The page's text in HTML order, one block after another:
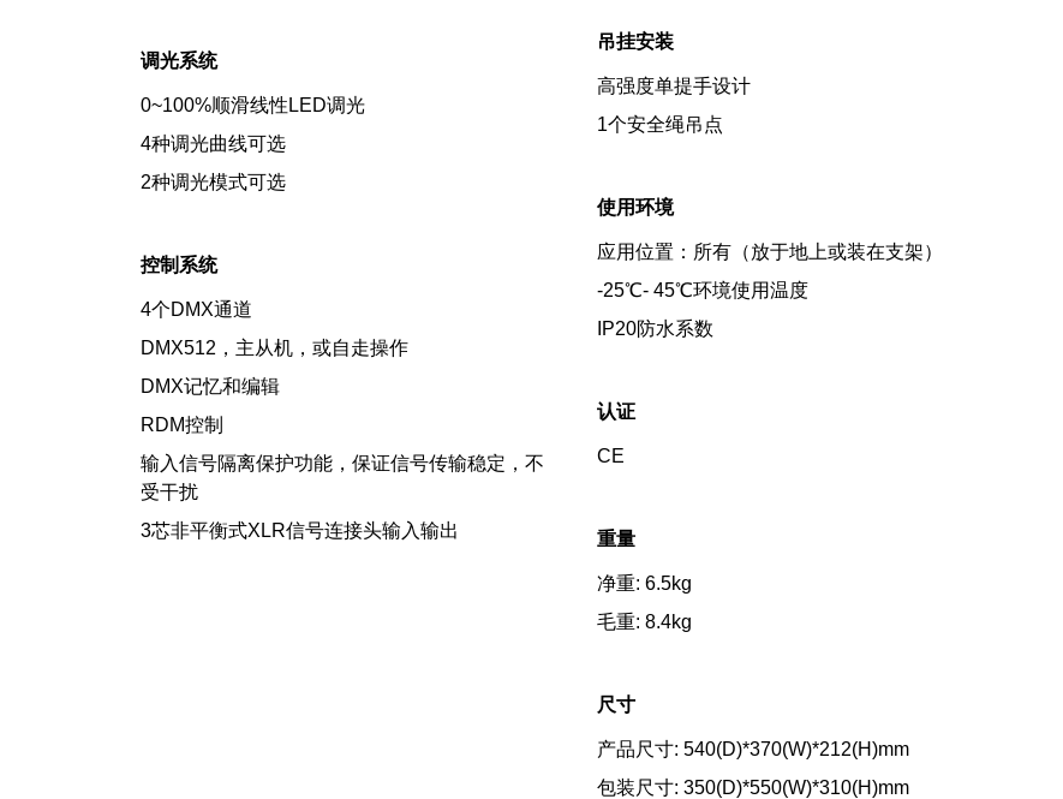
调光系统
0~100%顺滑线性LED调光
4种调光曲线可选
2种调光模式可选
控制系统
4个DMX通道
DMX512，主从机，或自走操作
DMX记忆和编辑
RDM控制
输入信号隔离保护功能，保证信号传输稳定，不
受干扰
3芯非平衡式XLR信号连接头输入输出
吊挂安装
高强度单提手设计
1个安全绳吊点
使用环境
应用位置：所有（放于地上或装在支架）
-25℃- 45℃环境使用温度
IP20防水系数
认证
CE
重量
净重: 6.5kg
毛重: 8.4kg
尺寸
产品尺寸: 540(D)*370(W)*212(H)mm
包装尺寸: 350(D)*550(W)*310(H)mm